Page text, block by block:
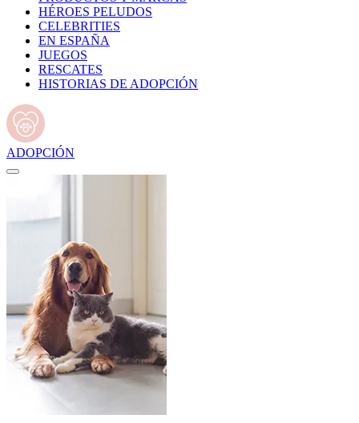
HÉROES PELUDOS
CELEBRITIES
EN ESPAÑA
JUEGOS
RESCATES
HISTORIAS DE ADOPCIÓN
ADOPCIÓN